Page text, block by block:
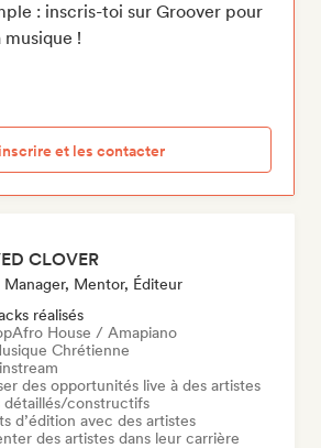
: inscris-toi sur Groover pour
!
et les contacter
CLOVER
Manager, Mentor, Éditeur
réalisés
Afro House / Amapiano
Chrétienne
des opportunités live à des artistes
détaillés/constructifs
d’édition avec des artistes
des artistes dans leur carrière